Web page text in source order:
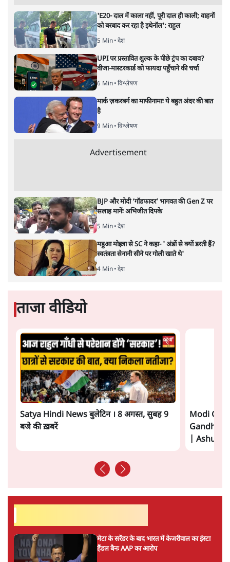
'E20- दाल में काला नहीं, पूरी दाल ही काली; वाहनों
को बरबाद कर रहा है इथेनॉल': राहुल
5 Min• देश
UPI पर प्रस्तावित शुल्क के पीछे ट्रंप का दबाव?
वीजा-मास्टरकार्ड को फायदा पहुँचाने की चर्चा
6 Min• विश्लेषण
मार्क ज़करबर्ग का माफीनामाः ये बहुत अंदर की बात
है
9 Min• विश्लेषण
Advertisement
BJP और मोदी ‘गॉडफादर’ भागवत की Gen Z पर
सलाह मानेंः अभिजीत दिपके
5 Min• देश
महुआ मोइत्रा से SC ने कहा- ' अंडों से क्यों डरती हैं?
स्वतंत्रता सेनानी सीने पर गोली खाते थे'
4 Min• देश
ताजा वीडियो
Satya Hindi News बुलेटिन । 8 अगस्त, सुबह 9
बजे की ख़बरें
Modi
Gandhi?
|
मेटा के सरेंडर के बाद भारत में केजरीवाल का इंस्टा
हैंडल बैनः AAP का आरोप